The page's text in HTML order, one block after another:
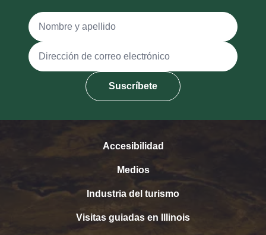
Nombre y apellido
Dirección de correo electrónico
Suscríbete
Accesibilidad
Medios
Industria del turismo
Visitas guiadas en Illinois